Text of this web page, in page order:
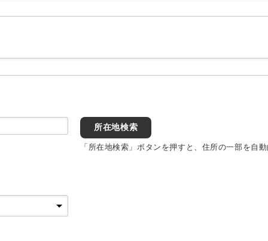
所在地検索
「所在地検索」ボタンを押すと、住所の一部を自動